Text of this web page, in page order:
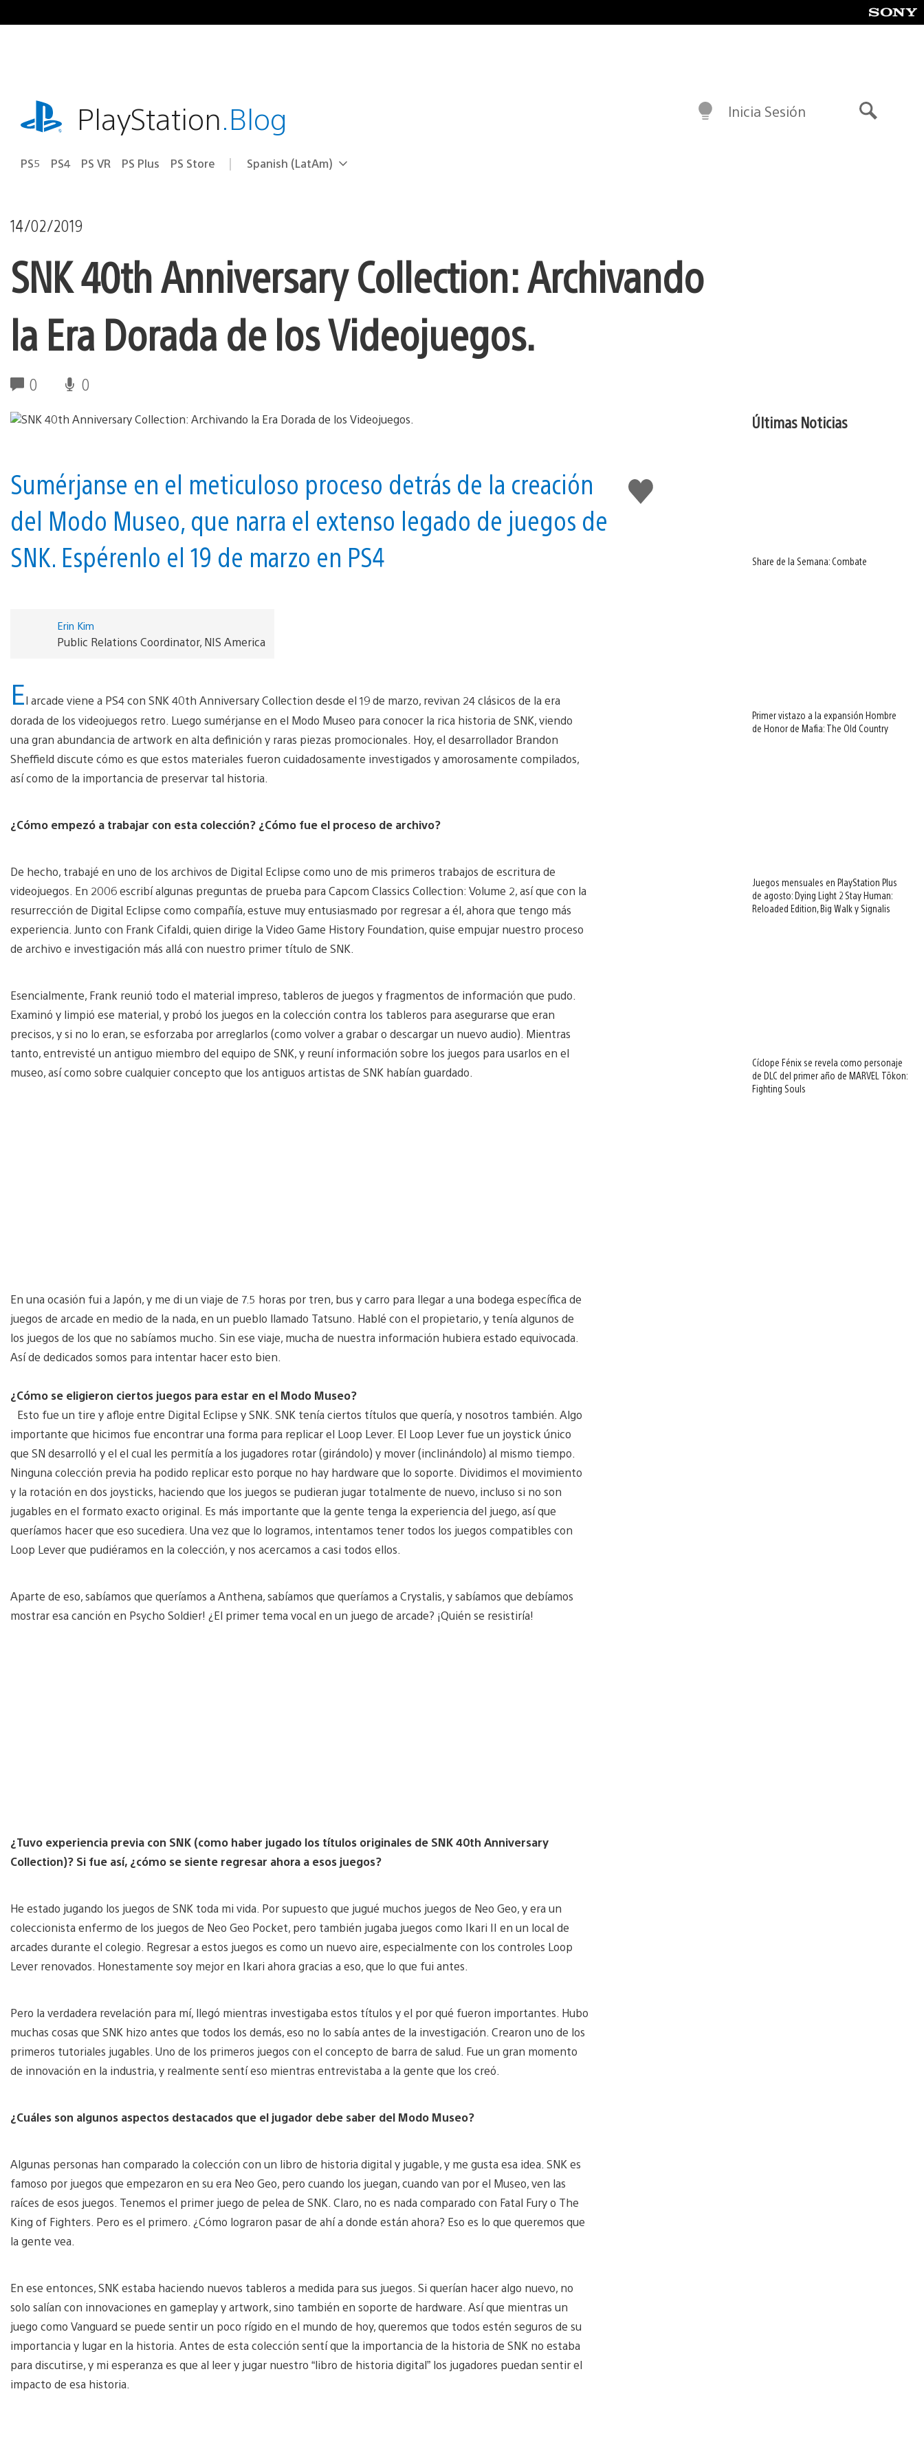
al
playstation.comPlayStation.Blog
PS5 PS4 PS VR PS Plus PS Store Elige
Región
Spanish (LatAm)
Inicia Sesión
14/02/2019
SNK 40th Anniversary Collection: Archivando
la Era Dorada de los Videojuegos.
0 0
Me
gusta
Sumérjanse en el meticuloso proceso detrás de la creación
del Modo Museo, que narra el extenso legado de juegos de
SNK. Espérenlo el 19 de marzo en PS4
Erin Kim
Public Relations Coordinator, NIS America
El arcade viene a PS4 con SNK 40th Anniversary Collection desde el 19 de marzo, revivan 24 clásicos de la era
dorada de los videojuegos retro. Luego sumérjanse en el Modo Museo para conocer la rica historia de SNK, viendo
una gran abundancia de artwork en alta definición y raras piezas promocionales. Hoy, el desarrollador Brandon
Sheffield discute cómo es que estos materiales fueron cuidadosamente investigados y amorosamente compilados,
así como de la importancia de preservar tal historia.
¿Cómo empezó a trabajar con esta colección? ¿Cómo fue el proceso de archivo?
De hecho, trabajé en uno de los archivos de Digital Eclipse como uno de mis primeros trabajos de escritura de
videojuegos. En 2006 escribí algunas preguntas de prueba para Capcom Classics Collection: Volume 2, así que con la
resurrección de Digital Eclipse como compañía, estuve muy entusiasmado por regresar a él, ahora que tengo más
experiencia. Junto con Frank Cifaldi, quien dirige la Video Game History Foundation, quise empujar nuestro proceso
de archivo e investigación más allá con nuestro primer título de SNK.
Esencialmente, Frank reunió todo el material impreso, tableros de juegos y fragmentos de información que pudo.
Examinó y limpió ese material, y probó los juegos en la colección contra los tableros para asegurarse que eran
precisos, y si no lo eran, se esforzaba por arreglarlos (como volver a grabar o descargar un nuevo audio). Mientras
tanto, entrevisté un antiguo miembro del equipo de SNK, y reuní información sobre los juegos para usarlos en el
museo, así como sobre cualquier concepto que los antiguos artistas de SNK habían guardado.
En una ocasión fui a Japón, y me di un viaje de 7.5 horas por tren, bus y carro para llegar a una bodega específica de
juegos de arcade en medio de la nada, en un pueblo llamado Tatsuno. Hablé con el propietario, y tenía algunos de
los juegos de los que no sabíamos mucho. Sin ese viaje, mucha de nuestra información hubiera estado equivocada.
Así de dedicados somos para intentar hacer esto bien.
¿Cómo se eligieron ciertos juegos para estar en el Modo Museo?
Esto fue un tire y afloje entre Digital Eclipse y SNK. SNK tenía ciertos títulos que quería, y nosotros también. Algo
importante que hicimos fue encontrar una forma para replicar el Loop Lever. El Loop Lever fue un joystick único
que SN desarrolló y el el cual les permitía a los jugadores rotar (girándolo) y mover (inclinándolo) al mismo tiempo.
Ninguna colección previa ha podido replicar esto porque no hay hardware que lo soporte. Dividimos el movimiento
y la rotación en dos joysticks, haciendo que los juegos se pudieran jugar totalmente de nuevo, incluso si no son
jugables en el formato exacto original. Es más importante que la gente tenga la experiencia del juego, así que
queríamos hacer que eso sucediera. Una vez que lo logramos, intentamos tener todos los juegos compatibles con
Loop Lever que pudiéramos en la colección, y nos acercamos a casi todos ellos.
Aparte de eso, sabíamos que queríamos a Anthena, sabíamos que queríamos a Crystalis, y sabíamos que debíamos
mostrar esa canción en Psycho Soldier! ¿El primer tema vocal en un juego de arcade? ¡Quién se resistiría!
¿Tuvo experiencia previa con SNK (como haber jugado los títulos originales de SNK 40th Anniversary
Collection)? Si fue así, ¿cómo se siente regresar ahora a esos juegos?
He estado jugando los juegos de SNK toda mi vida. Por supuesto que jugué muchos juegos de Neo Geo, y era un
coleccionista enfermo de los juegos de Neo Geo Pocket, pero también jugaba juegos como Ikari II en un local de
arcades durante el colegio. Regresar a estos juegos es como un nuevo aire, especialmente con los controles Loop
Lever renovados. Honestamente soy mejor en Ikari ahora gracias a eso, que lo que fui antes.
Pero la verdadera revelación para mí, llegó mientras investigaba estos títulos y el por qué fueron importantes. Hubo
muchas cosas que SNK hizo antes que todos los demás, eso no lo sabía antes de la investigación. Crearon uno de los
primeros tutoriales jugables. Uno de los primeros juegos con el concepto de barra de salud. Fue un gran momento
de innovación en la industria, y realmente sentí eso mientras entrevistaba a la gente que los creó.
¿Cuáles son algunos aspectos destacados que el jugador debe saber del Modo Museo?
Algunas personas han comparado la colección con un libro de historia digital y jugable, y me gusta esa idea. SNK es
famoso por juegos que empezaron en su era Neo Geo, pero cuando los juegan, cuando van por el Museo, ven las
raíces de esos juegos. Tenemos el primer juego de pelea de SNK. Claro, no es nada comparado con Fatal Fury o The
King of Fighters. Pero es el primero. ¿Cómo lograron pasar de ahí a donde están ahora? Eso es lo que queremos que
la gente vea.
En ese entonces, SNK estaba haciendo nuevos tableros a medida para sus juegos. Si querían hacer algo nuevo, no
solo salían con innovaciones en gameplay y artwork, sino también en soporte de hardware. Así que mientras un
juego como Vanguard se puede sentir un poco rígido en el mundo de hoy, queremos que todos estén seguros de su
importancia y lugar en la historia. Antes de esta colección sentí que la importancia de la historia de SNK no estaba
para discutirse, y mi esperanza es que al leer y jugar nuestro “libro de historia digital” los jugadores puedan sentir el
impacto de esa historia.
Últimas Noticias
Share de la Semana: Combate
Primer vistazo a la expansión Hombre
de Honor de Mafia: The Old Country
Juegos mensuales en PlayStation Plus
de agosto: Dying Light 2 Stay Human:
Reloaded Edition, Big Walk y Signalis
Cíclope Fénix se revela como personaje
de DLC del primer año de MARVEL Tōkon:
Fighting Souls